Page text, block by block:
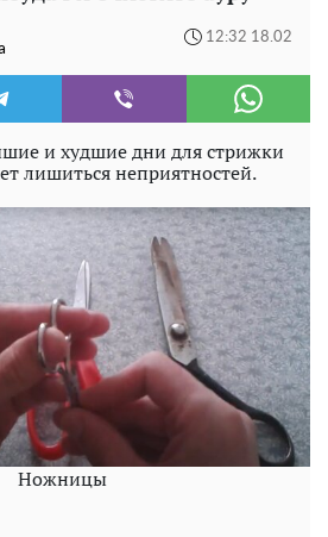
12:32 18.02
и худшие дни для стрижки
лишиться неприятностей.
Ножницы